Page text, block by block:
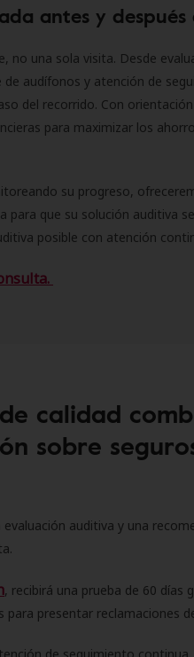
antes y después
no una sola visita. Desde
audífonos y atención de
del recorrido. Con
para maximizar los
su progreso,
para que su solución auditiva
posible con atención
calidad
sobre
auditiva y una
, recibirá una prueba de 60 días
presentar reclamaciones